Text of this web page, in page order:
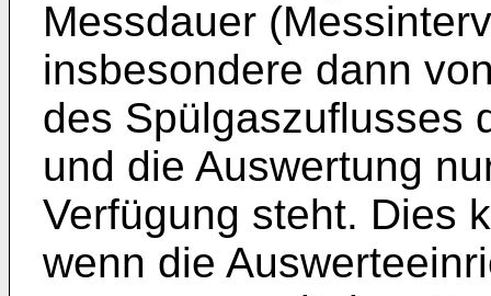
Messdauer
insbesondere dann
des Spülgaszuflusses
und die Auswertung
Verfügung steht. Dies
wenn die